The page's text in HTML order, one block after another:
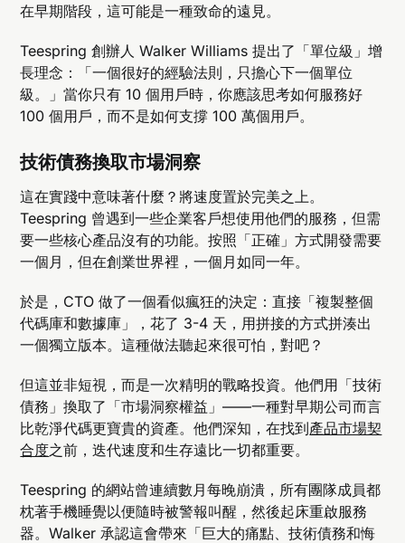
在早期階段，這可能是一種致命的遠見。
Teespring 創辦人 Walker Williams 提出了「單位級」增
長理念：「一個很好的經驗法則，只擔心下一個單位
級。」當你只有 10 個用戶時，你應該思考如何服務好
100 個用戶，而不是如何支撐 100 萬個用戶。
技術債務換取市場洞察
這在實踐中意味著什麼？將速度置於完美之上。
Teespring 曾遇到一些企業客戶想使用他們的服務，但需
要一些核心產品沒有的功能。按照「正確」方式開發需要
一個月，但在創業世界裡，一個月如同一年。
於是，CTO 做了一個看似瘋狂的決定：直接「複製整個
代碼庫和數據庫」，花了 3-4 天，用拼接的方式拼湊出
一個獨立版本。這種做法聽起來很可怕，對吧？
但這並非短視，而是一次精明的戰略投資。他們用「技術
債務」換取了「市場洞察權益」——一種對早期公司而言
比乾淨代碼更寶貴的資產。他們深知，在找到產品市場契
合度之前，迭代速度和生存遠比一切都重要。
Teespring 的網站曾連續數月每晚崩潰，所有團隊成員都
枕著手機睡覺以便隨時被警報叫醒，然後起床重啟服務
器。Walker 承認這會帶來「巨大的痛點、技術債務和悔